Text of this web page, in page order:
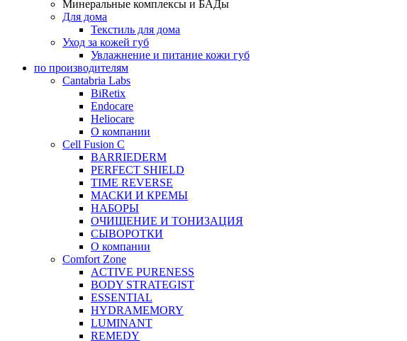
Минеральные комплексы и БАДы
Для дома
Текстиль для дома
Уход за кожей губ
Увлажнение и питание кожи губ
по производителям
Cantabria Labs
BiRetix
Endocare
Heliocare
О компании
Cell Fusion C
BARRIEDERM
PERFECT SHIELD
TIME REVERSE
МАСКИ И КРЕМЫ
НАБОРЫ
ОЧИЩЕНИЕ И ТОНИЗАЦИЯ
СЫВОРОТКИ
О компании
Comfort Zone
ACTIVE PURENESS
BODY STRATEGIST
ESSENTIAL
HYDRAMEMORY
LUMINANT
REMEDY